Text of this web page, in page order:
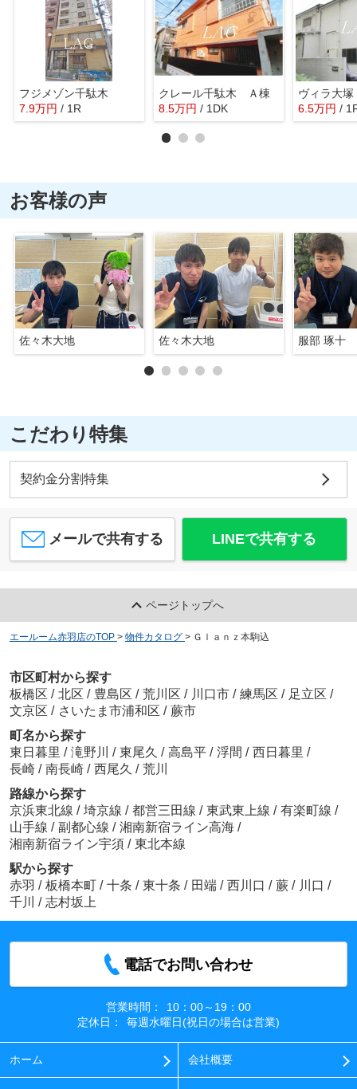
フジメゾン千駄木
7.9万円 / 1R
クレール千駄木 Ａ棟
8.5万円 / 1DK
ヴィラ大塚
6.5万円 /
お客様の声
佐々木大地 佐々木大地 服部 琢十
こだわり特集
契約金分割特集
メールで共有する LINEで共有する
ページトップへ
エールーム赤羽店のTOP > 物件カタログ > Ｇｌａｎｚ本駒込
市区町村から探す
板橋区 / 北区 / 豊島区 / 荒川区 / 川口市 / 練馬区 / 足立区 /
文京区 / さいたま市浦和区 / 蕨市
町名から探す
東日暮里 / 滝野川 / 東尾久 / 高島平 / 浮間 / 西日暮里 /
長崎 / 南長崎 / 西尾久 / 荒川
路線から探す
京浜東北線 / 埼京線 / 都営三田線 / 東武東上線 / 有楽町線 /
山手線 / 副都心線 / 湘南新宿ライン高海 /
湘南新宿ライン宇須 / 東北本線
駅から探す
赤羽 / 板橋本町 / 十条 / 東十条 / 田端 / 西川口 / 蕨 / 川口 /
千川
/ 志村坂上
電話でお問い合わせ
営業時間：
10：00～19：00
定休日：
毎週水曜日(祝日の場合は営業)
ホーム 会社概要